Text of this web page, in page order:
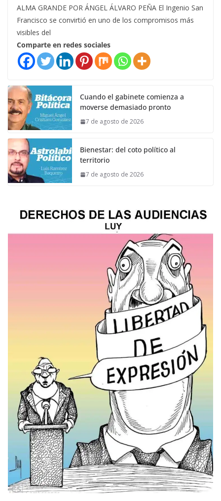
ALMA GRANDE POR ÁNGEL ÁLVARO PEÑA El Ingenio San
Francisco se convirtió en uno de los compromisos más
visibles del
Comparte en redes sociales
Cuando el gabinete comienza a
moverse demasiado pronto
7 de agosto de 2026
Bienestar: del coto político al
territorio
7 de agosto de 2026